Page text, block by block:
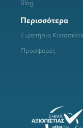
Blog
Περισσότερα
Ευρετήριο
Προσφορές